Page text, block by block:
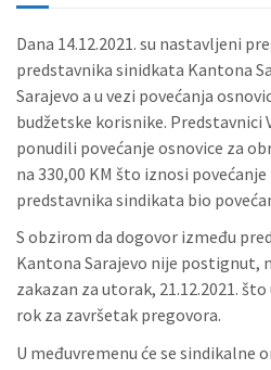
Dana 14.12.2021. su nastavljeni
predstavnika sinidkata Kantona
Sarajevo a u vezi povećanja
budžetske korisnike. Predstavnici
ponudili povećanje osnovice za
na 330,00 KM što iznosi
predstavnika sindikata bio
S obzirom da dogovor između
Kantona Sarajevo nije postignut,
zakazan za utorak, 21.12.2021.
rok za završetak pregovora.
U međuvremenu će se sindikalne